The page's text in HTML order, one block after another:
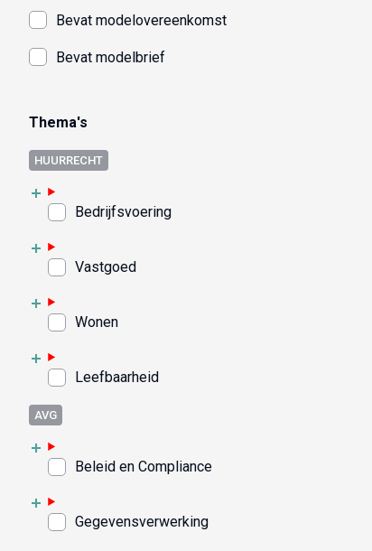
Bevat modelovereenkomst
Bevat modelbrief
Thema's
HUURRECHT
Bedrijfsvoering
Vastgoed
Wonen
Leefbaarheid
AVG
Beleid en Compliance
Gegevensverwerking